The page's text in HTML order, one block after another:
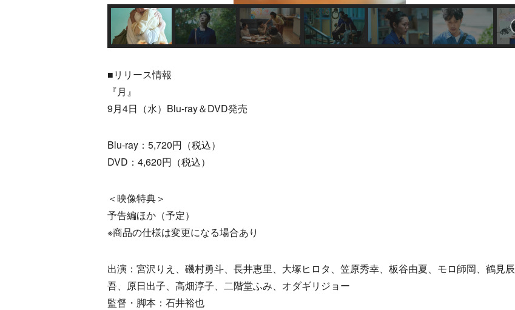
■リリース情報
『月』
9月4日（水）Blu-ray＆DVD発売
Blu-ray：5,720円（税込）
DVD：4,620円（税込）
＜映像特典＞
予告編ほか（予定）
※商品の仕様は変更になる場合あり
出演：宮沢りえ、磯村勇斗、長井恵里、大塚ヒロタ、笠原秀幸、板谷由夏、モロ師岡、鶴見辰
吾、原日出子、高畑淳子、二階堂ふみ、オダギリジョー
監督・脚本：石井裕也